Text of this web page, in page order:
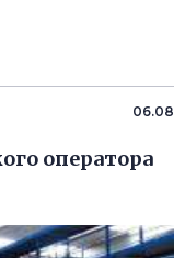
06.08
оператора